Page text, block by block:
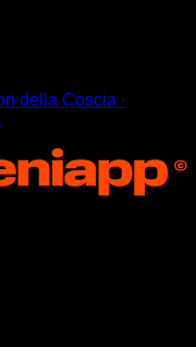
della Coscia ∙